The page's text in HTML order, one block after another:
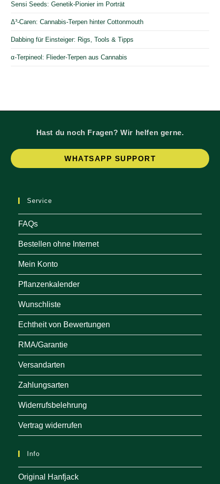
Sensi Seeds: Genetik-Pionier im Porträt
Δ³-Caren: Cannabis-Terpen hinter Cottonmouth
Dabbing für Einsteiger: Rigs, Tools & Tipps
α-Terpineol: Flieder-Terpen aus Cannabis
Hast du noch Fragen? Wir helfen gerne.
WHATSAPP SUPPORT
Service
FAQs
Bestellen ohne Internet
Mein Konto
Pflanzenkalender
Wunschliste
Echtheit von Bewertungen
RMA/Garantie
Versandarten
Zahlungsarten
Widerrufsbelehrung
Vertrag widerrufen
Info
Original Hanfjack